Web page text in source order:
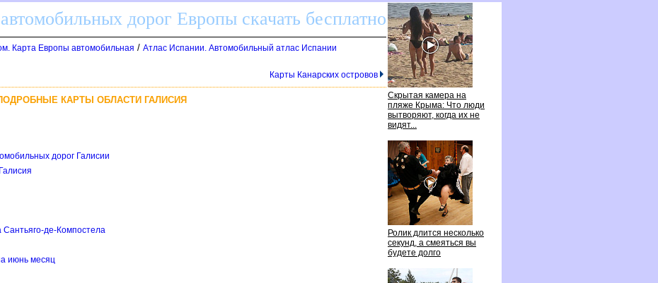
Скрытая камера на
пляже Крыма: Что люди
ытворяют, когда их не
идят...
Ролик длится несколько
секунд, а смеяться вы
удете долго
дорог Европы скачать бесплатно
Карта Европы автомобильная / Атлас Испании. Автомобильный атлас Испании
Карты Канарских острово
КАРТЫ ОБЛАСТИ ГАЛИСИЯ
дорог Галисии
Сантьяго-де-Компостела
июнь месяц